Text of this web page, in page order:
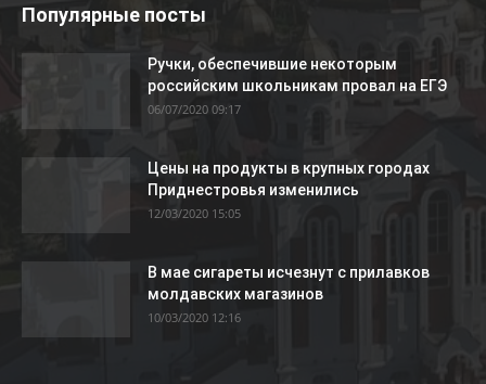
Популярные посты
Ручки, обеспечившие некоторым
российским школьникам провал на ЕГЭ
06/07/2020 09:17
Цены на продукты в крупных городах
Приднестровья изменились
12/03/2020 15:05
В мае сигареты исчезнут с прилавков
молдавских магазинов
10/03/2020 12:16